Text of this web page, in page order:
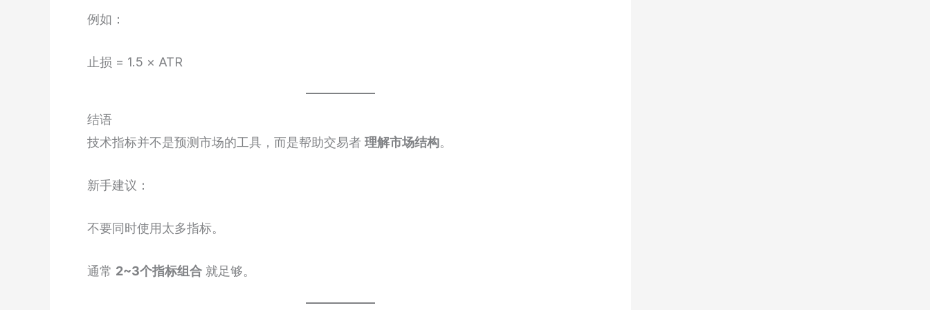
例如：
止损 = 1.5 × ATR
结语
技术指标并不是预测市场的工具，而是帮助交易者 理解市场结构。
新手建议：
不要同时使用太多指标。
通常 2~3个指标组合 就足够。